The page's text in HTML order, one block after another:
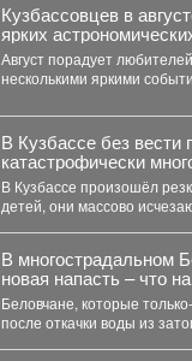
Кузбассовцев в
ярких
Август порадует
несколькими яркими
В Кузбассе без вести
катастрофически
происходит
В Кузбассе произошёл
детей, они массово
В многострадальном
новая напасть – что
Беловчане, которые
после откачки воды из